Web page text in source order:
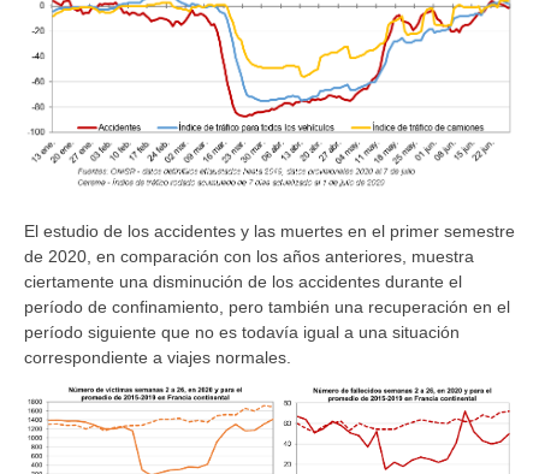
El estudio de los accidentes y las muertes en el primer semestre
de 2020, en comparación con los años anteriores, muestra
ciertamente una disminución de los accidentes durante el
período de confinamiento, pero también una recuperación en el
período siguiente que no es todavía igual a una situación
correspondiente a viajes normales.